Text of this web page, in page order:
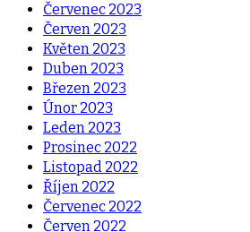
Červenec 2023
Červen 2023
Květen 2023
Duben 2023
Březen 2023
Únor 2023
Leden 2023
Prosinec 2022
Listopad 2022
Říjen 2022
Červenec 2022
Červen 2022